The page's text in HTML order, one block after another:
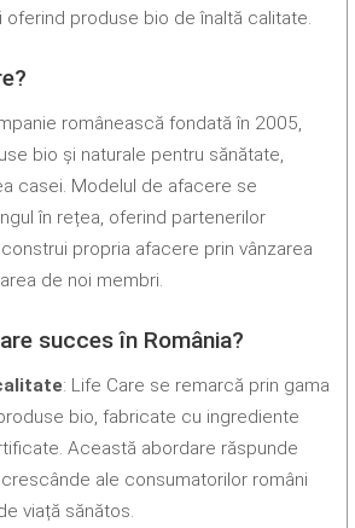
oferind produse bio de înaltă calitate.
românească fondată în 2005,
bio și naturale pentru sănătate,
casei. Modelul de afacere se
în rețea, oferind partenerilor
propria afacere prin vânzarea
de noi membri.
succes în România?
: Life Care se remarcă prin gama
bio, fabricate cu ingrediente
Această abordare răspunde
ale consumatorilor români
viață sănătos.